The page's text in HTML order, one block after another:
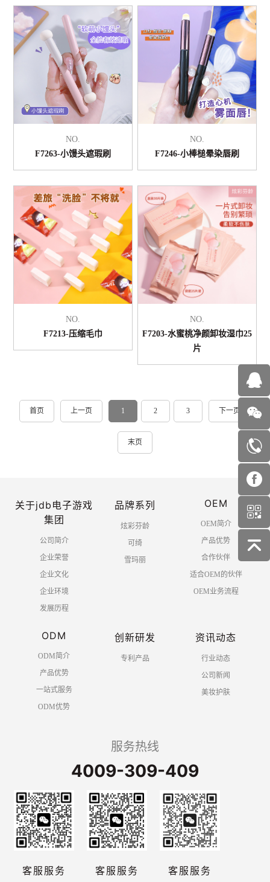
NO.
F7263-小馒头遮瑕刷
NO.
F7246-小棒槌晕染唇刷
NO.
F7213-压缩毛巾
NO.
F7203-水蜜桃净颜卸妆湿巾25
片
首页 上一页 1 2 3 下一页
末页
关于jdb电子游戏
集团
公司简介
企业荣誉
企业文化
企业环境
发展历程
品牌系列
炫彩芬龄
可绮
雪玛丽
OEM
OEM简介
产品优势
合作伙伴
适合OEM的伙伴
OEM业务流程
ODM
ODM简介
产品优势
一站式服务
ODM优势
创新研发
专利产品
资讯动态
行业动态
公司新闻
美妆护肤
服务热线
4009-309-409
客服服务 客服服务 客服服务